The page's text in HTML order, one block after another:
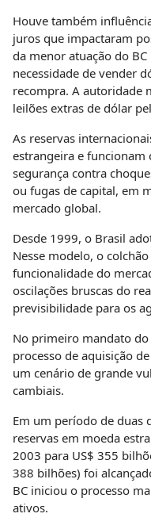
Houve também
juros que impactaram
da menor atuação do
necessidade de vender
recompra. A autoridade
leilões extras de dólar
As reservas
estrangeira e funcionam
segurança contra
ou fugas de capital, em
mercado global.
Desde 1999, o Brasil
Nesse modelo, o
funcionalidade do
oscilações bruscas do
previsibilidade para os
No primeiro mandato
processo de aquisição
um cenário de grande
cambiais.
Em um período de duas
reservas em moeda
2003 para US$ 355
388 bilhões) foi
BC iniciou o processo
ativos.